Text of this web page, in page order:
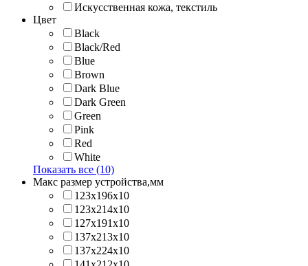
Искусственная кожа, текстиль
Цвет
Black
Black/Red
Blue
Brown
Dark Blue
Dark Green
Green
Pink
Red
White
Показать все (10)
Макс размер устройства,мм
123х196х10
123х214x10
127х191х10
137х213х10
137х224x10